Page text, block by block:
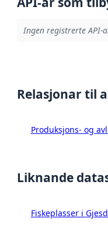
Ingen registrerte API-
Relasjonar til
Produksjons- og
Liknande
Fiskeplasser i